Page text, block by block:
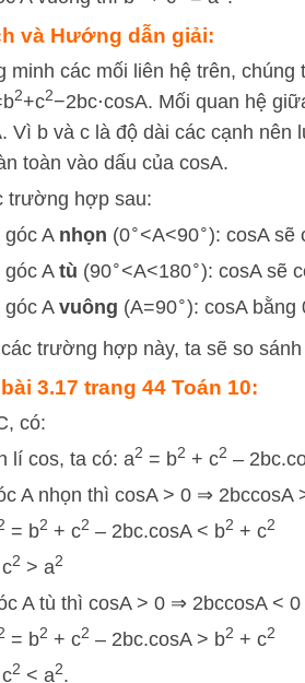
và Hướng dẫn giải:
minh các mối liên hệ trên, chúng
b2+c2−2bc⋅cosA. Mối quan hệ
. Vì b và c là độ dài các cạnh nên
toàn vào dấu của cosA.
trường hợp sau:
góc A nhọn (0∘ <A<90∘): cosAsẽ
góc Atù (90∘ <A<180∘): cosAsẽ
góc Avuông (A=90∘): cosAbằng
trường hợp này, ta sẽ so sánh
3.17 trang 44 Toán 10:
có:
lí cos, ta có: a2 = b2 + c2 –
A nhọn thì cosA > 0 ⇒ 2bccosA
= b2 + c2 – 2bc.cosA < b2 + c2
2 > a2
A tù thì cosA > 0 ⇒ 2bccosA <
= b2 + c2 – 2bc.cosA > b2 + c2
2 < a2.